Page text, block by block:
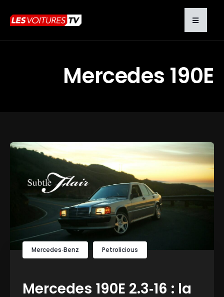
Mercedes 190E
Mercedes‑Benz Petrolicious
Mercedes 190E 2.3‑16 : la